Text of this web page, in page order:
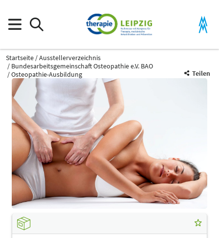
Startseite
Ausstellerverzeichnis
Bundesarbeitsgemeinschaft Osteopathie e.V. BAO
Osteopathie-Ausbildung
Teilen